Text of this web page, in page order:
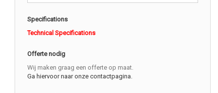
Specifications
Technical Specifications
Offerte nodig
Wij maken graag een offerte op maat.
Ga hiervoor naar onze contactpagina.